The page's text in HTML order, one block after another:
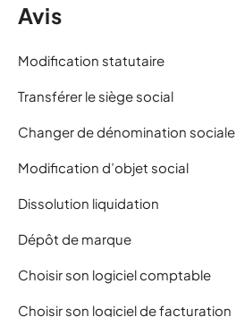
Avis
Modification statutaire
Transférer le siège social
Changer de dénomination sociale
Modification d’objet social
Dissolution liquidation
Dépôt de marque
Choisir son logiciel comptable
Choisir son logiciel de facturation